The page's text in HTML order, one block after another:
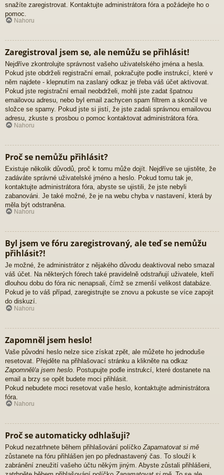
snažíte zaregistrovat. Kontaktujte administrátora fóra a požádejte ho o
pomoc.
Nahoru
Zaregistroval jsem se, ale nemůžu se přihlásit!
Nejdříve zkontrolujte správnost vašeho uživatelského jména a hesla.
Pokud jste obdrželi registrační email, pokračujte podle instrukcí, které v
něm najdete - klepnutím na zaslaný odkaz je třeba váš účet aktivovat.
Pokud jste registrační email neobdrželi, mohli jste zadat špatnou
emailovou adresu, nebo byl email zachycen spam filtrem a skončil ve
složce se spamy. Pokud jste si jistí, že jste zadali správnou emailovou
adresu, zkuste s prosbou o pomoc kontaktovat administrátora fóra.
Nahoru
Proč se nemůžu přihlásit?
Existuje několik důvodů, proč k tomu může dojít. Nejdříve se ujistěte, že
zadáváte správné uživatelské jméno a heslo. Pokud tomu tak je,
kontaktujte administrátora fóra, abyste se ujistili, že jste nebyli
zabanováni. Je také možné, že je na webu chyba v nastavení, která by
měla být odstraněna.
Nahoru
Byl jsem ve fóru zaregistrovaný, ale teď se nemůžu
přihlásit?!
Je možné, že administrátor z nějakého důvodu deaktivoval nebo smazal
váš účet. Na některých fórech také pravidelně odstraňují uživatele, kteří
dlouhou dobu do fóra nic nenapsali, čímž se zmenší velikost databáze.
Pokud je to váš případ, zaregistrujte se znovu a pokuste se více zapojit
do diskuzí.
Nahoru
Zapomněl jsem heslo!
Vaše původní heslo nelze sice získat zpět, ale můžete ho jednoduše
resetovat. Přejděte na přihlašovací stránku a klikněte na odkaz
Zapomněl/a jsem heslo . Postupujte podle instrukcí, které dostanete na
email a brzy se opět budete moci přihlásit.
Pokud nebudete moci resetovat vaše heslo, kontaktujte administrátora
fóra.
Nahoru
Proč se automaticky odhlašuji?
Pokud nezatrhnete během přihlašování políčkoZapamatovat si mě
zůstanete na fóru přihlášen jen po přednastavený čas. To slouží k
zabránění zneužití vašeho účtu někým jiným. Abyste zůstali přihlášeni,